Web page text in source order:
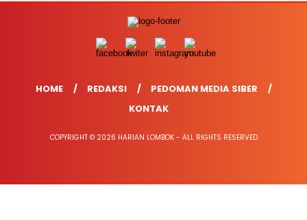
HOME REDAKSI
PEDOMAN MEDIA SIBER
KONTAK
COPYRIGHT © 2026 HARIAN LOMBOK - ALL RIGHTS RESERVED